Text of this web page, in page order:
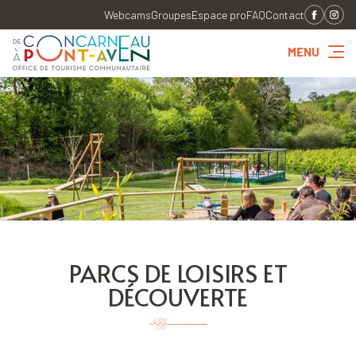
WebcamsGroupesEspace proFAQContact
MENU
PARCS DE LOISIRS ET
DÉCOUVERTE